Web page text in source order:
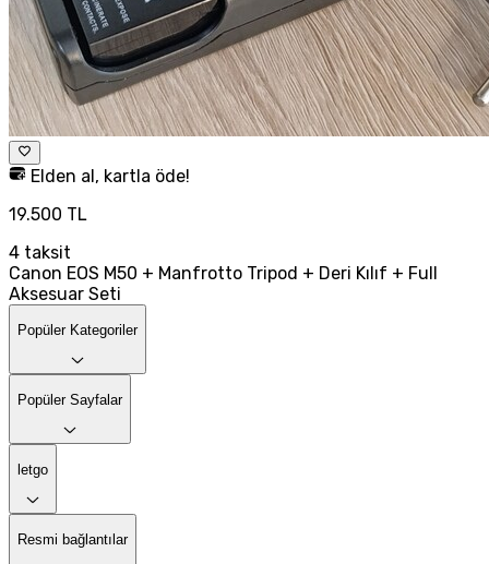
Elden al, kartla öde!
19.500 TL
4 taksit
Canon EOS M50 + Manfrotto Tripod + Deri Kılıf + Full
Aksesuar Seti
Popüler Kategoriler
Popüler Sayfalar
letgo
Resmi bağlantılar